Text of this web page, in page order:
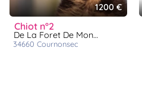
1200 €
chiot n°2
De La Foret De Montmaure
34660 cournonsec